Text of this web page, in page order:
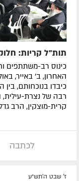
תות"ל קריות:
כינוס רב-משתתפים
האחרון, ב' באייר,
כיבדו בנוכחותם,
רבה של נצרת-עילית,
קרית-מוצקין, הרב
לכתבה
ז' שבט ה׳תש״ע